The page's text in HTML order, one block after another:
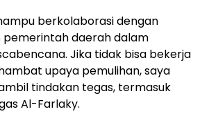
berkolaborasi dengan
pemerintah daerah dalam
Jika tidak bisa bekerja
upaya pemulihan, saya
tindakan tegas, termasuk
Al-Farlaky.